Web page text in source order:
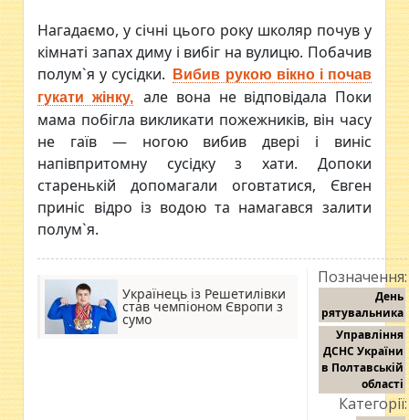
Нагадаємо, у січні цього року школяр почув у
кімнаті запах диму і вибіг на вулицю. Побачив
полум`я у сусідки.
Вибив рукою вікно і почав
гукати жінку,
але вона не відповідала Поки
мама побігла викликати пожежників, він часу
не гаїв — ногою вибив двері і виніс
напівпритомну сусідку з хати. Допоки
старенькій допомагали оговтатися, Євген
приніс відро із водою та намагався залити
полум`я.
Українець із Решетилівки
став чемпіоном Європи з
сумо
Позначення:
День
рятувальника
Управління
ДСНС України
в Полтавській
області
Категорії: